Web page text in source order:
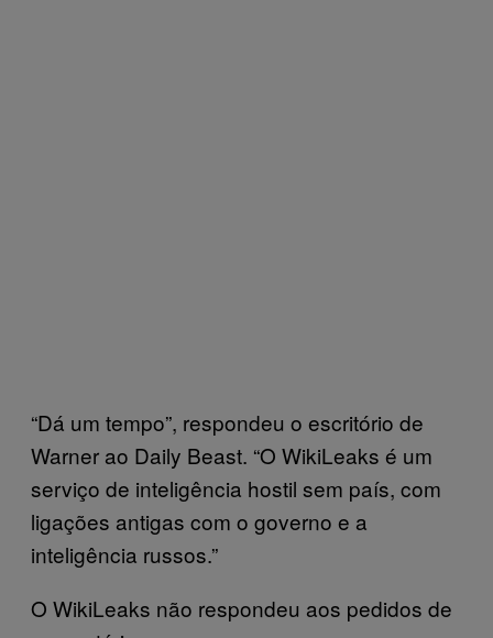
“Dá um tempo”, respondeu o escritório de
Warner ao Daily Beast. “O WikiLeaks é um
serviço de inteligência hostil sem país, com
ligações antigas com o governo e a
inteligência russos.”
O WikiLeaks não respondeu aos pedidos de